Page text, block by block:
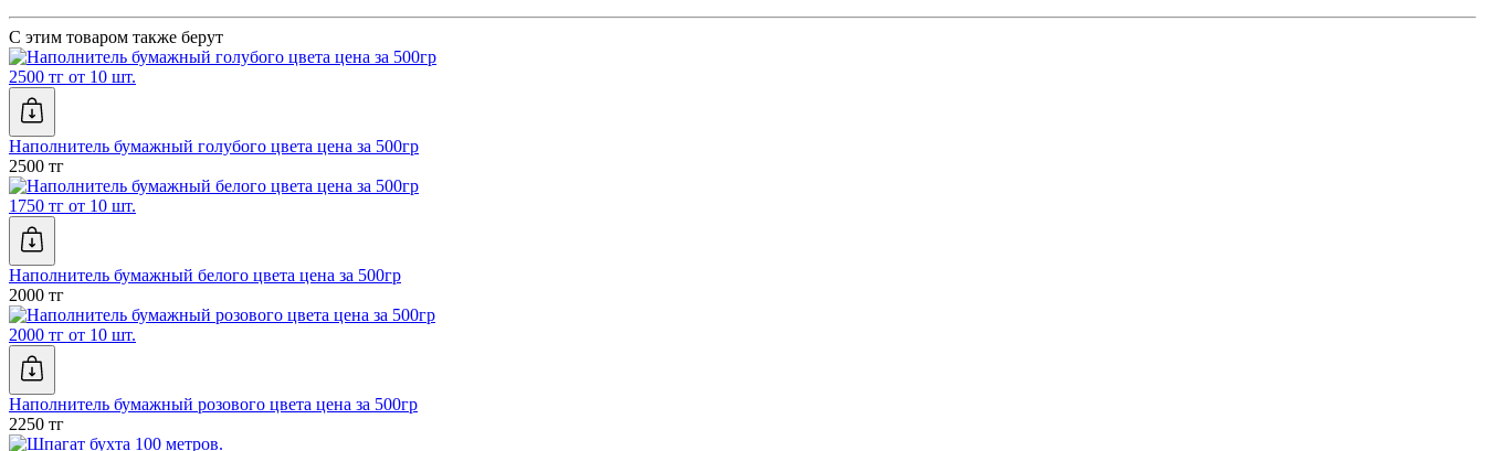
С этим товаром также берут
2500 тг от 10 шт.
Наполнитель бумажный голубого цвета цена за 500гр
2500 тг
1750 тг от 10 шт.
Наполнитель бумажный белого цвета цена за 500гр
2000 тг
2000 тг от 10 шт.
Наполнитель бумажный розового цвета цена за 500гр
2250 тг